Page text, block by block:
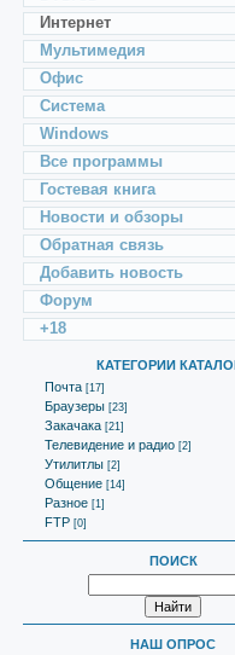
Интернет
Мультимедия
Офис
Система
Windows
Все программы
Гостевая книга
Новости и обзоры
Обратная связь
Добавить новость
Форум
+18
КАТЕГОРИИ
Почта [17]
Браузеры [23]
Закачака [21]
Телевидение и радио [2]
Утилитлы [2]
Общение [14]
Разное [1]
FTP [0]
ПОИСК
НАШ ОПРОС